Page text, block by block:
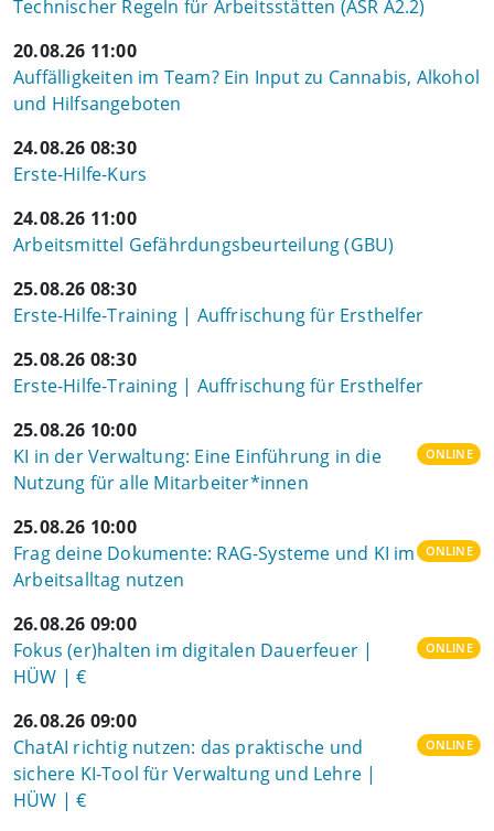
Technischer Regeln für Arbeitsstätten (ASR A2.2)
20.08.26 11:00
Auffälligkeiten im Team? Ein Input zu Cannabis, Alkohol
und Hilfsangeboten
24.08.26 08:30
Erste-Hilfe-Kurs
24.08.26 11:00
Arbeitsmittel Gefährdungsbeurteilung (GBU)
25.08.26 08:30
Erste-Hilfe-Training | Auffrischung für Ersthelfer
25.08.26 08:30
Erste-Hilfe-Training | Auffrischung für Ersthelfer
25.08.26 10:00
KI in der Verwaltung: Eine Einführung in die
Nutzung für alle Mitarbeiter*innen
ONLINE
25.08.26 10:00
Frag deine Dokumente: RAG-Systeme und KI im
Arbeitsalltag nutzen
ONLINE
26.08.26 09:00
Fokus (er)halten im digitalen Dauerfeuer |
HÜW | €
ONLINE
26.08.26 09:00
ChatAI richtig nutzen: das praktische und
sichere KI-Tool für Verwaltung und Lehre |
HÜW | €
ONLINE